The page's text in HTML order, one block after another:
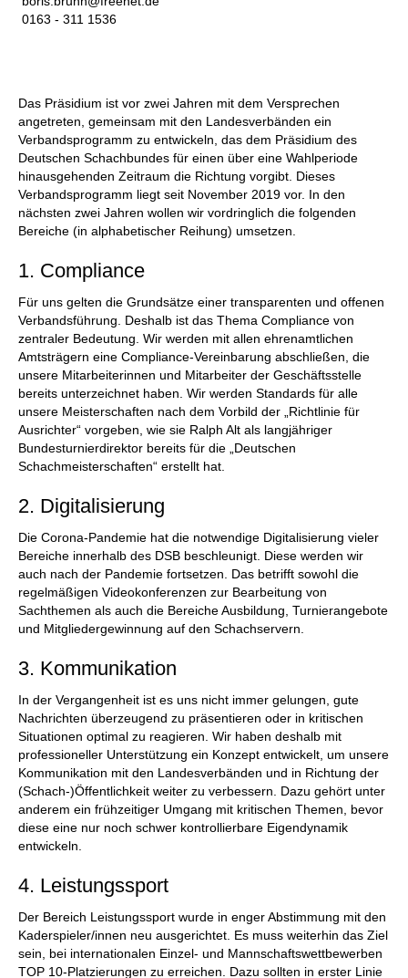
0163 - 311 1536
Das Präsidium ist vor zwei Jahren mit dem Versprechen
angetreten, gemeinsam mit den Landesverbänden ein
Verbandsprogramm zu entwickeln, das dem Präsidium des
Deutschen Schachbundes für einen über eine Wahlperiode
hinausgehenden Zeitraum die Richtung vorgibt. Dieses
Verbandsprogramm liegt seit November 2019 vor. In den
nächsten zwei Jahren wollen wir vordringlich die folgenden
Bereiche (in alphabetischer Reihung) umsetzen.
1. Compliance
Für uns gelten die Grundsätze einer transparenten und offenen
Verbandsführung. Deshalb ist das Thema Compliance von
zentraler Bedeutung. Wir werden mit allen ehrenamtlichen
Amtsträgern eine Compliance-Vereinbarung abschließen, die
unsere Mitarbeiterinnen und Mitarbeiter der Geschäftsstelle
bereits unterzeichnet haben. Wir werden Standards für alle
unsere Meisterschaften nach dem Vorbild der „Richtlinie für
Ausrichter“ vorgeben, wie sie Ralph Alt als langjähriger
Bundesturnierdirektor bereits für die „Deutschen
Schachmeisterschaften“ erstellt hat.
2. Digitalisierung
Die Corona-Pandemie hat die notwendige Digitalisierung vieler
Bereiche innerhalb des DSB beschleunigt. Diese werden wir
auch nach der Pandemie fortsetzen. Das betrifft sowohl die
regelmäßigen Videokonferenzen zur Bearbeitung von
Sachthemen als auch die Bereiche Ausbildung, Turnierangebote
und Mitgliedergewinnung auf den Schachservern.
3. Kommunikation
In der Vergangenheit ist es uns nicht immer gelungen, gute
Nachrichten überzeugend zu präsentieren oder in kritischen
Situationen optimal zu reagieren. Wir haben deshalb mit
professioneller Unterstützung ein Konzept entwickelt, um unsere
Kommunikation mit den Landesverbänden und in Richtung der
(Schach-)Öffentlichkeit weiter zu verbessern. Dazu gehört unter
anderem ein frühzeitiger Umgang mit kritischen Themen, bevor
diese eine nur noch schwer kontrollierbare Eigendynamik
entwickeln.
4. Leistungssport
Der Bereich Leistungssport wurde in enger Abstimmung mit den
Kaderspieler/innen neu ausgerichtet. Es muss weiterhin das Ziel
sein, bei internationalen Einzel- und Mannschaftswettbewerben
TOP 10-Platzierungen zu erreichen. Dazu sollten in erster Linie